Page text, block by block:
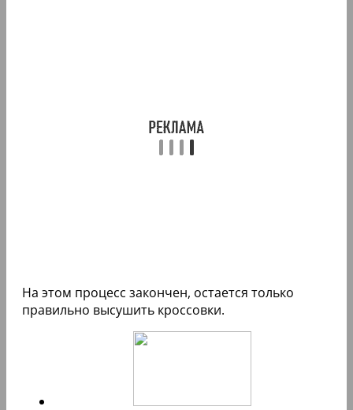
На этом процесс закончен, остается только
правильно высушить кроссовки.